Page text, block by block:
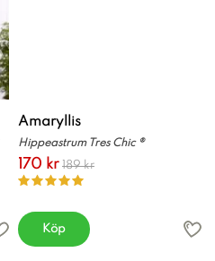
Amaryllis
Hippeastrum Tres Chic ®
170 kr 189 kr
Köp